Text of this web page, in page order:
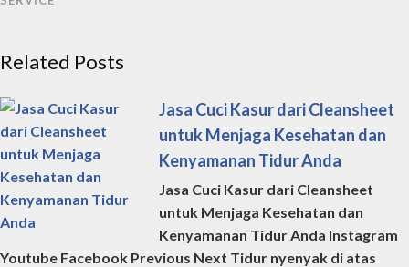
Related Posts
Jasa Cuci Kasur dari Cleansheet
untuk Menjaga Kesehatan dan
Kenyamanan Tidur Anda
Jasa Cuci Kasur dari Cleansheet
untuk Menjaga Kesehatan dan
Kenyamanan Tidur Anda Instagram
Youtube Facebook Previous Next Tidur nyenyak di atas